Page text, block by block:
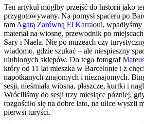
Ten artykuł mógłby przejść do historii jako
przygotowywany. Na pomysł spaceru po
tam Agatą Zarówną El Karraoui,
materiał na wiosnę, przewodnik po
Sary i Naela. Nie po muzeach czy
wiadomo, gdzie szukać – ale niespieszny
ulubionych sklepów. Do tego fotograf
który od 11 lat mieszka w Barcelonie i z
napotkanych znajomych i nieznajomych.
sesji, nieśmiała wiosna, płaszcze, kurtki i
Wróciliśmy do sesji trzy miesiące póżniej,
rozgościło się na dobre lato, na ulice wyszli
pierwsi turyści.